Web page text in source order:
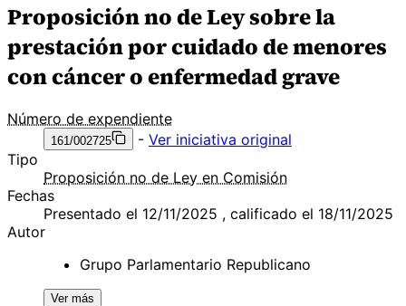
Proposición no de Ley sobre la
prestación por cuidado de menores
con cáncer o enfermedad grave
Número de expendiente
161/002725 - Ver iniciativa original
Tipo
Proposición no de Ley en Comisión
Fechas
Presentado el 12/11/2025 , calificado el 18/11/2025
Autor
Grupo Parlamentario Republicano
Ver más